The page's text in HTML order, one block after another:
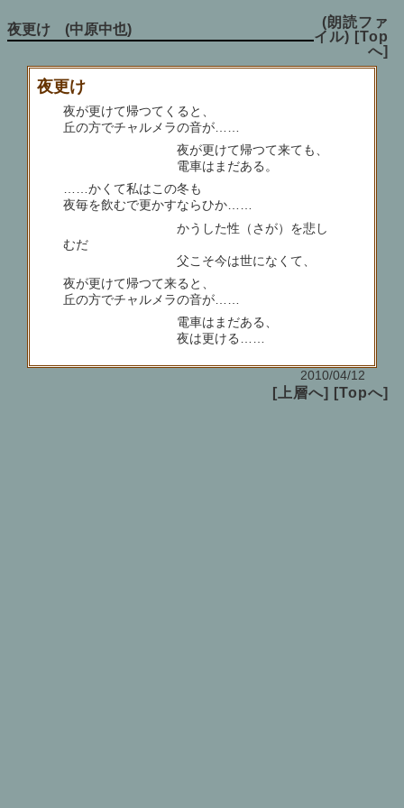
夜更け (中原中也)
(朗読ファ
イル) [Top
へ]
夜更け
夜が更けて帰つてくると、
丘の方でチャルメラの音が……
夜が更けて帰つて来ても、
電車はまだある。
……かくて私はこの冬も
夜毎を飲むで更かすならひか……
かうした性（さが）を悲し
むだ
父こそ今は世になくて、
夜が更けて帰つて来ると、
丘の方でチャルメラの音が……
電車はまだある、
夜は更ける……
2010/04/12
[上層へ] [Topへ]